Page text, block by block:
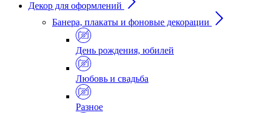
Декор для оформлений
Банера, плакаты и фоновые декорации
День рождения, юбилей
Любовь и свадьба
Разное